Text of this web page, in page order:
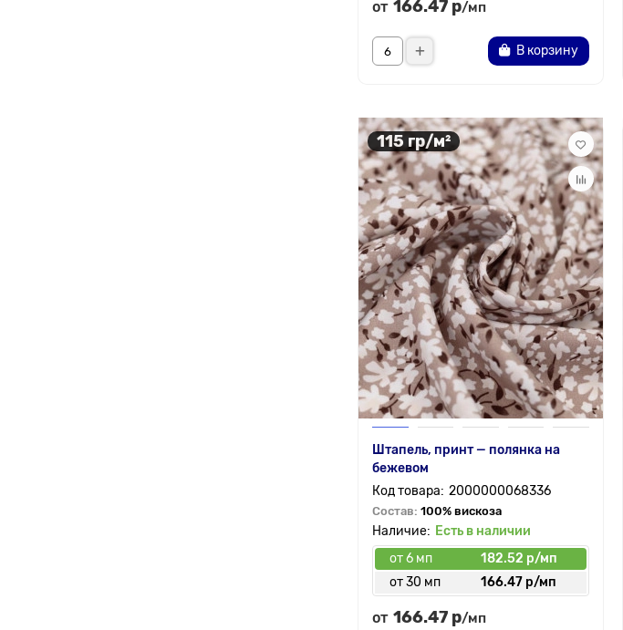
от 166.47 р/мп
В корзину
115 гр/м²
Штапель, принт — полянка на
бежевом
2000000068336
Состав: 100% вискоза
Есть в наличии
от 6 мп
182.52 р/мп
от 30 мп
166.47 р/мп
от 166.47 р/мп